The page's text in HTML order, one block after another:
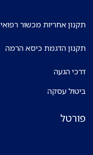
תקנון אחריות מכשור רפואי
תקנון הדגמת כיסא הרמה
דרכי הגעה
ביטול עסקה
פורטל